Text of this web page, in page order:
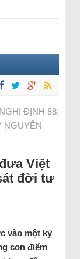
NGHỊ ĐỊNH 88:
NGUYÊN
Việt
đời tư
vào một kỷ
con điểm